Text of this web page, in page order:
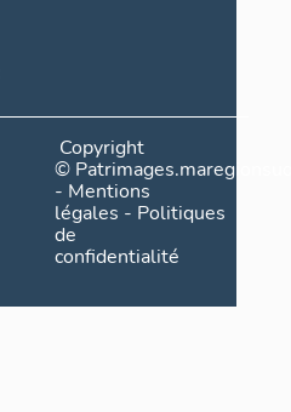
Copyright
©
- Mentions
légales - Politiques
de
confidentialité